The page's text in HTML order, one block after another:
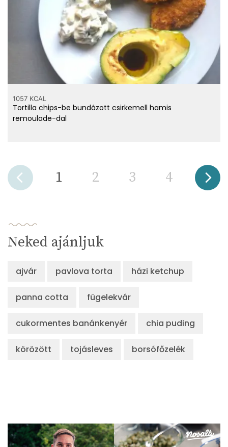
1057 KCAL
Tortilla chips-be bundázott csirkemell hamis
remoulade-dal
1 2 3 4
Neked ajánljuk
ajvár pavlova torta házi ketchup
panna cotta fügelekvár
cukormentes banánkenyér chia puding
körözött tojásleves borsófőzelék